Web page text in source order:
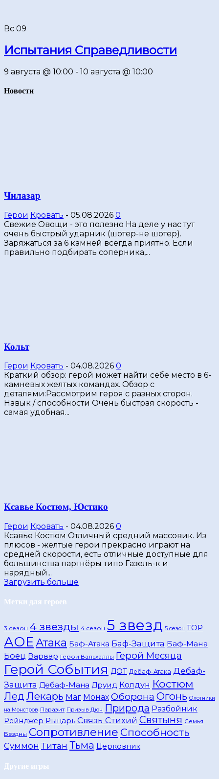
Вс 09
Испытания Справедливости
9 августа @ 10:00 - 10 августа @ 10:00
Новости
Чилазар
Герои Кровать - 05.08.2026 0
Свежие Овощи - это полезно На деле у нас тут
очень быстрый ударник (шотер-не шотер).
Заряжаться за 6 камней всегда приятно. Если
правильно подбирать соперника,...
Кольт
Герои Кровать - 04.08.2026 0
Краткий обзор: герой может найти себе место в 6-
камневых желтых командах. Обзор с
деталями:Рассмотрим героя с разных сторон.
Навык / способности Очень быстрая скорость -
самая удобная...
Ксавье Костюм, Юстико
Герои Кровать - 04.08.2026 0
Ксавье Костюм Отличный средний массовик. Из
плюсов - желтые герои прекрасно играют на
средней скорости, есть отличные доступные для
большинства партнёры типо Газель-к и
нарядный...
Загрузить больше
Метки для героев
3 сезон 4 звезды 4 сезон 5 звезд 5 сезон TOP
АОЕАтака Баф-Атака Баф-Защита Баф-Мана
Боец Варвар Герои Вальхаллы Герой Месяца
Герой События ДОТ Дебаф-Атака Дебаф-
Защита Дебаф-Мана Друид Колдун Костюм
ЛедЛекарь Маг Монах Оборона Огонь Охотники
на Монстров Паразит Призыв Дюн Природа Разбойник
Рейнджер Рыцарь Связь Стихий Святыня Семья
Бездны Сопротивление Способность
Суммон Титан Тьма Церковник
Другие игры